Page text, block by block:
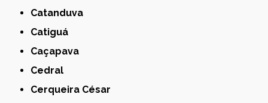
Catanduva
Catiguá
Caçapava
Cedral
Cerqueira César